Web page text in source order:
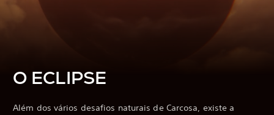
O ECLIPSE
Além dos vários desafios naturais de Carcosa, existe a